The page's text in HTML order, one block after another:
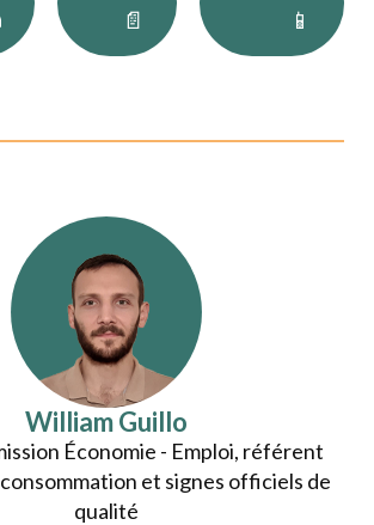
📄
📱
William Guillo
Économie - Emploi, référent
et signes officiels de
qualité